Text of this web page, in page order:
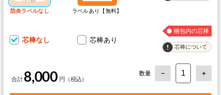
8,000
防炎ラベルなし ラベルあり【無料】
芯棒なし 芯棒あり
梱包内の芯棒
芯棒について
数量